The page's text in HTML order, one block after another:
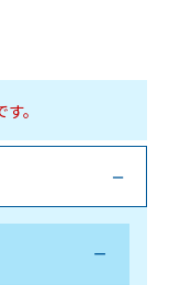
。